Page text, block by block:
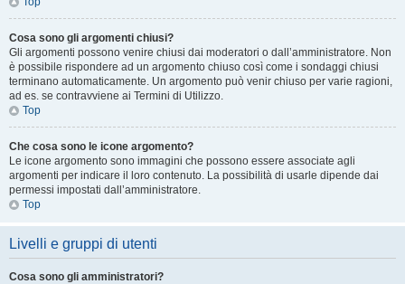
Cosa sono gli argomenti chiusi?
Gli argomenti possono venire chiusi dai moderatori o dall’amministratore. Non
è possibile rispondere ad un argomento chiuso così come i sondaggi chiusi
terminano automaticamente. Un argomento può venir chiuso per varie ragioni,
ad es. se contravviene ai Termini di Utilizzo.
Top
Che cosa sono le icone argomento?
Le icone argomento sono immagini che possono essere associate agli
argomenti per indicare il loro contenuto. La possibilità di usarle dipende dai
permessi impostati dall’amministratore.
Top
Livelli e gruppi di utenti
Cosa sono gli amministratori?